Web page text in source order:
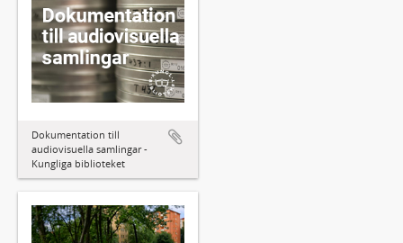
Dokumentation till
audiovisuella samlingar -
Kungliga biblioteket